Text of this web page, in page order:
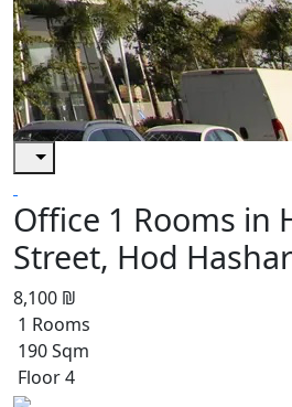
Office 1 Rooms in
Street, Hod
8,100 ₪
1 Rooms
190 Sqm
Floor 4